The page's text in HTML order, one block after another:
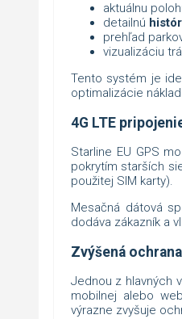
aktuálnu
detailnú
prehľad
vizualizáciu
Tento systém je
optimalizácie
4G LTE
Starline EU GPS
pokrytím starších
použitej SIM karty).
Mesačná dátová
dodáva zákazník a
Zvýšená
Jednou z hlavných
mobilnej alebo
výrazne zvyšuje